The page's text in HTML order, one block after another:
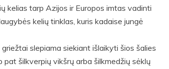
kelias tarp Azijos ir Europos imtas vadinti
kelių tinklas, kuris kadaise jungė
slepiama siekiant išlaikyti šios šalies
šilkverpių vikšrų arba šilkmedžių sėklų